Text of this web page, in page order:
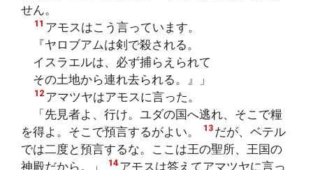
せん。
11 アモスはこう言っています。
『ヤロブアムは剣で殺される。
イスラエルは、必ず捕らえられて
その土地から連れ去られる。』」
12 アマツヤはアモスに言った。
「先見者よ、行け。ユダの国へ逃れ、そこで糧
を得よ。そこで預言するがよい。
13 だが、ベテル
では二度と預言するな。ここは王の聖所、王国の
神殿だから。」
14 アモスは答えてアマツヤに言っ